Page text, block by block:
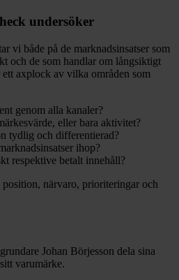
undersöker
vi både på de marknadsinsatser som
och de som handlar om långsiktigt
axplock av vilka områden som
genom alla kanaler?
eller bara aktivitet?
tydlig och differentierad?
ihop?
respektive betalt innehåll?
närvaro, prioriteringar och
Johan Börjesson dela sina
varumärke.